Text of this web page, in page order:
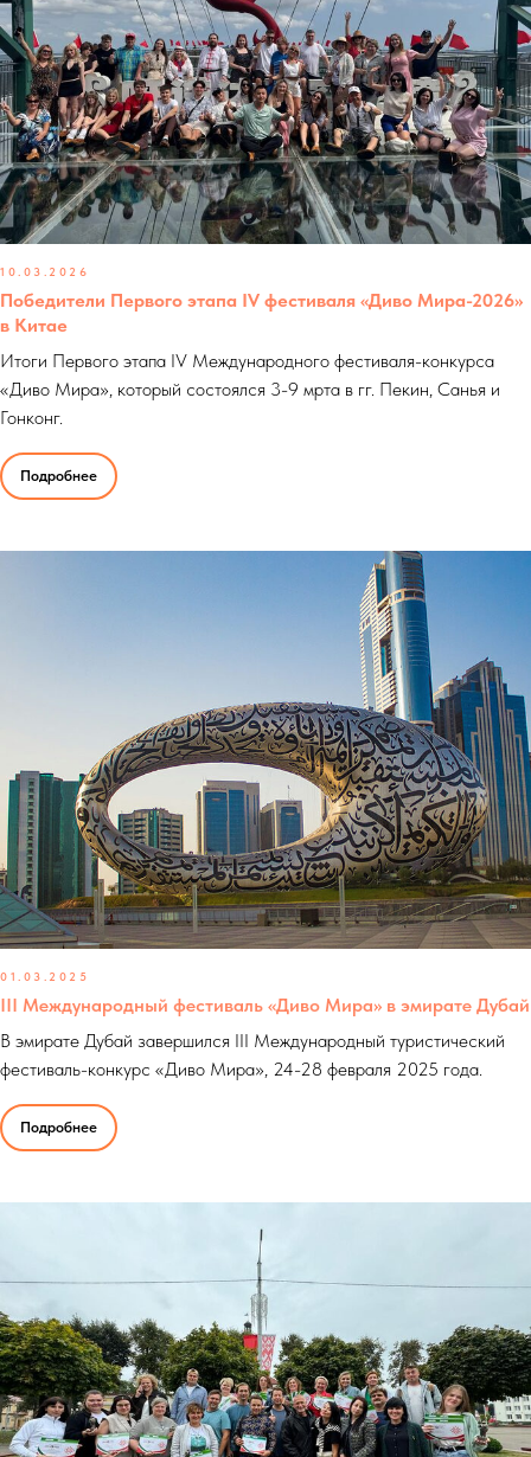
10.03.2026
Победители Первого этапа IV фестиваля «Диво Мира-2026»
в Китае
Итоги Первого этапа IV Международного фестиваля-конкурса
«Диво Мира», который состоялся 3-9 мрта в гг. Пекин, Санья и
Гонконг.
Подробнее
01.03.2025
III Международный фестиваль «Диво Мира» в эмирате Дубай
В эмирате Дубай завершился III Международный туристический
фестиваль-конкурс «Диво Мира», 24-28 февраля 2025 года.
Подробнее